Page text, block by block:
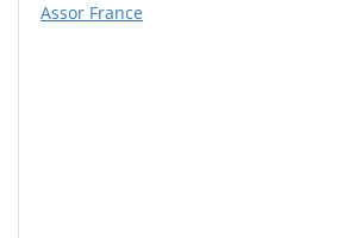
Assor France